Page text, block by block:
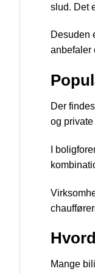
slud. Det
Desuden
anbefaler
Der
og
I
Mange